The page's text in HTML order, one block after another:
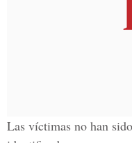
Las víctimas no han sido